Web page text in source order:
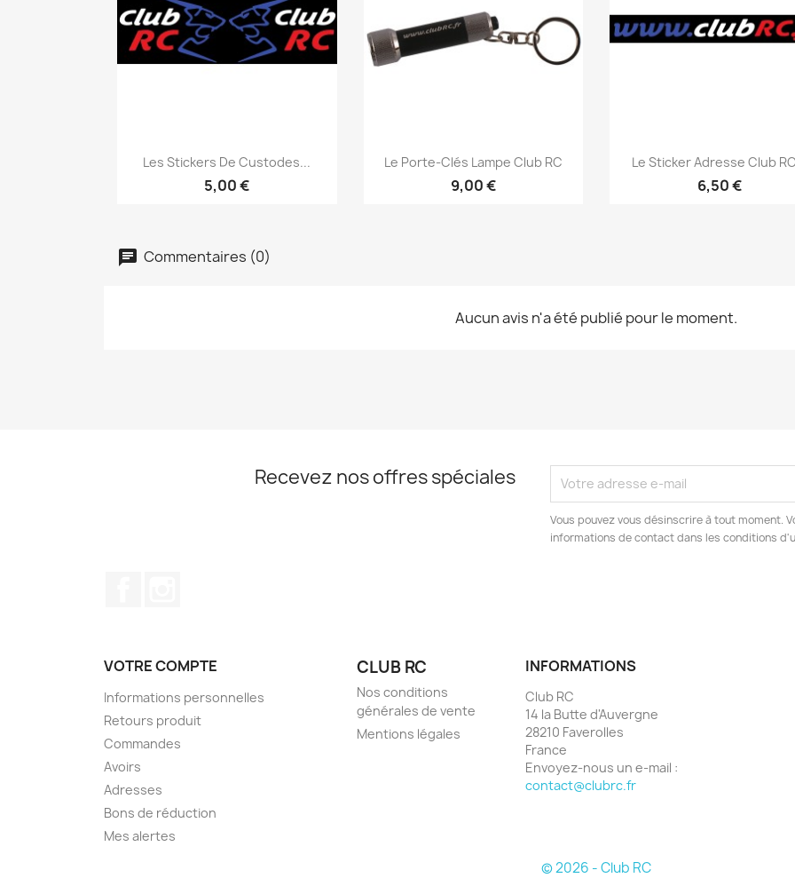
Aperçu rapide
Les Stickers De Custodes...
5,00 €
Aperçu rapide
Le Porte-Clés Lampe Club RC
9,00 €
Aperçu rapide
Le Sticker Adresse Club
6,50 €
Commentaires (0)
Aucun avis n'a été publié pour le moment.
Recevez nos offres spéciales
Vous pouvez vous désinscrire à tout moment.
informations de contact dans les conditions
VOTRE COMPTE
Informations personnelles
Retours produit
Commandes
Avoirs
Adresses
Bons de réduction
Mes alertes
CLUB RC
Nos conditions
générales de vente
Mentions légales
INFORMATIONS
Club RC
14 la Butte d'Auvergne
28210 Faverolles
France
Envoyez-nous un e-mail :
contact@clubrc.fr
© 2026 - Club RC